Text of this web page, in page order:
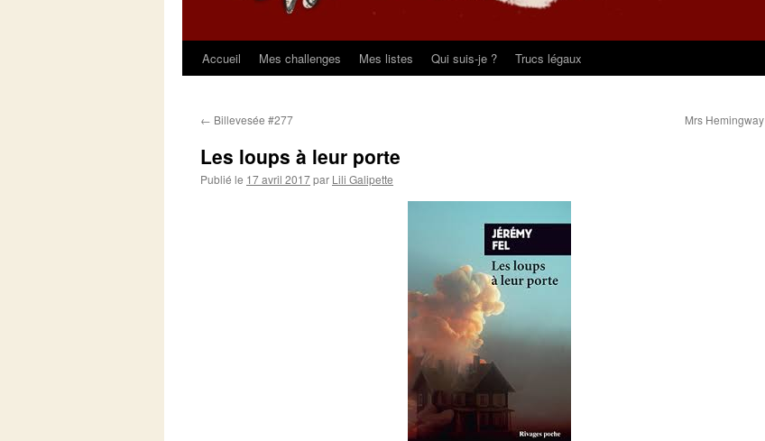
Aller
contenu
Accueil Mes challenges Mes listes Qui suis-je ? Trucs légaux
← Billevesée #277 Mrs Hemingway
Les loups à leur porte
Publié le 17 avril 2017par Lili Galipette